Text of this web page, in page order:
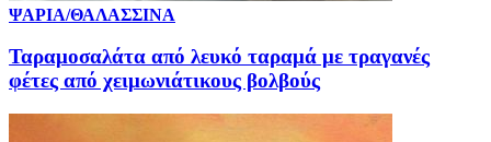
ΨΑΡΙΑ/ΘΑΛΑΣΣΙΝΑ
Ταραμοσαλάτα από λευκό ταραμά με τραγανές
φέτες από χειμωνιάτικους βολβούς